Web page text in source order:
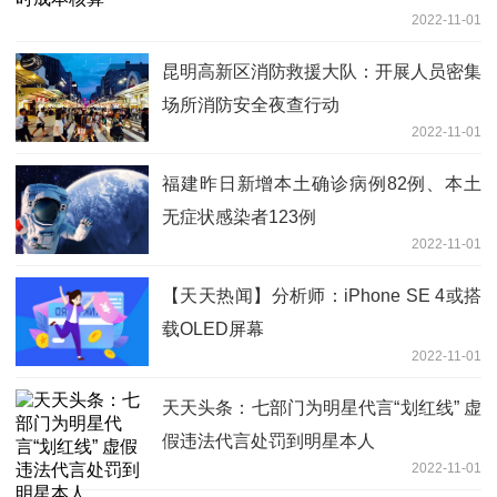
2022-11-01
昆明高新区消防救援大队：开展人员密集
场所消防安全夜查行动
2022-11-01
福建昨日新增本土确诊病例82例、本土
无症状感染者123例
2022-11-01
【天天热闻】分析师：iPhone SE 4或搭
载OLED屏幕
2022-11-01
天天头条：七部门为明星代言“划红线” 虚
假违法代言处罚到明星本人
2022-11-01